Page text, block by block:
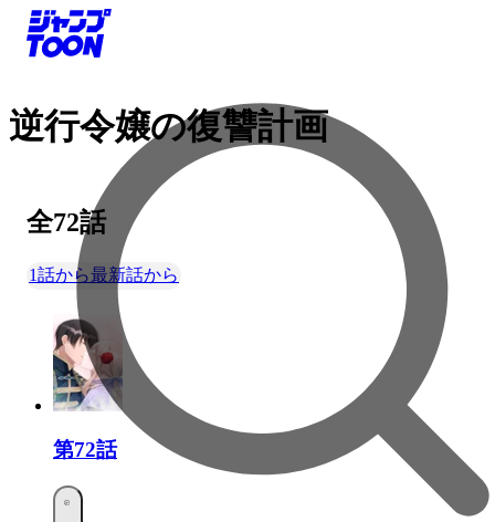
逆行令嬢の復讐計画
全72話
1話から最新話から
第72話